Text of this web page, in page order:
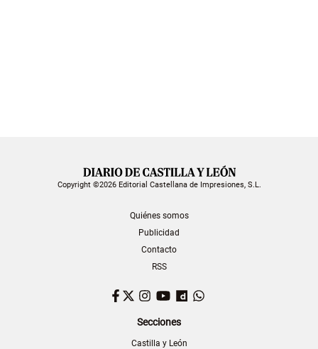
Copyright ©2026 Editorial Castellana de Impresiones, S.L.
Quiénes somos
Publicidad
Contacto
RSS
Facebook
TwitterInstagram
YouTubeDailymotion
Secciones
Castilla y León